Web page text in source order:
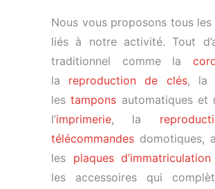
Nous vous proposons tous les
liés à notre activité. Tout
traditionnel comme la
la reproduction de clés, la
les tampons automatiques et
l’imprimerie, la
télécommandes domotiques,
les plaques d’immatriculation
les accessoires qui